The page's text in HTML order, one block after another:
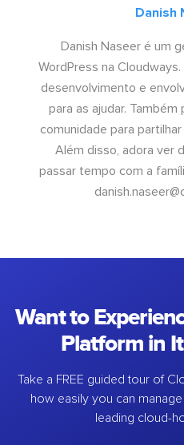
Danish
Danish Naseer é um
WordPress na
desenvolvimento e
para as ajudar.
comunidade para
Além disso, adora ver
passar tempo com a
Want to
Platform in
Take a FREE guided tour of
how easily you can
leading cloud-